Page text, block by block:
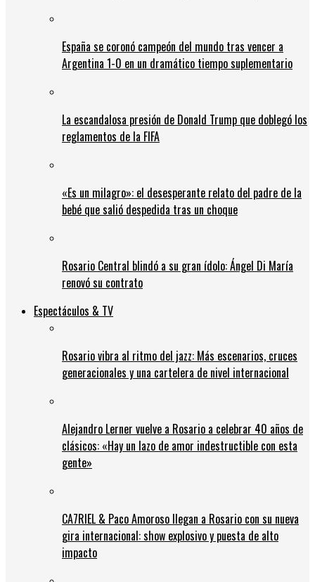
España se coronó campeón del mundo tras vencer a
Argentina 1-0 en un dramático tiempo suplementario
La escandalosa presión de Donald Trump que doblegó los
reglamentos de la FIFA
«Es un milagro»: el desesperante relato del padre de la
bebé que salió despedida tras un choque
Rosario Central blindó a su gran ídolo: Ángel Di María
renovó su contrato
Espectáculos & TV
Rosario vibra al ritmo del jazz: Más escenarios, cruces
generacionales y una cartelera de nivel internacional
Alejandro Lerner vuelve a Rosario a celebrar 40 años de
clásicos: «Hay un lazo de amor indestructible con esta
gente»
CA7RIEL & Paco Amoroso llegan a Rosario con su nueva
gira internacional: show explosivo y puesta de alto
impacto